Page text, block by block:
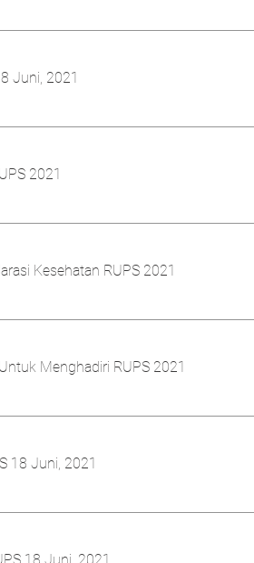
Juni, 2021
2021
Kesehatan RUPS 2021
Menghadiri RUPS 2021
18 Juni, 2021